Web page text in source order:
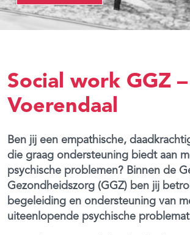
Social work GGZ –
Voerendaal
Ben jij een empathische,
die graag ondersteuning biedt aan
psychische problemen? Binnen de
Gezondheidszorg (GGZ) ben jij
begeleiding en ondersteuning van
uiteenlopende psychische